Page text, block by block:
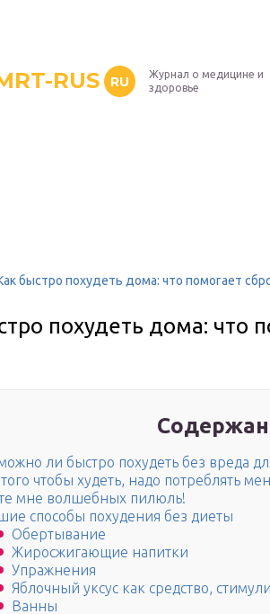
RUS RU
Журнал о медицине и
здоровье
быстро похудеть дома: что помогает
похудеть дома: что
ли быстро похудеть без вреда
чтобы худеть, надо потреблять
мне волшебных пилюль!
способы похудения без диеты
Обертывание
Жиросжигающие напитки
Упражнения
Яблочный уксус как средство,
Ванны